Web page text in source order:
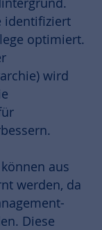
identifiziert
optimiert.
wird
aus
werden, da
Diese